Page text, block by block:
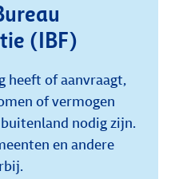
(IBF)
heeft of aanvraagt,
of vermogen
nodig zijn.
en andere